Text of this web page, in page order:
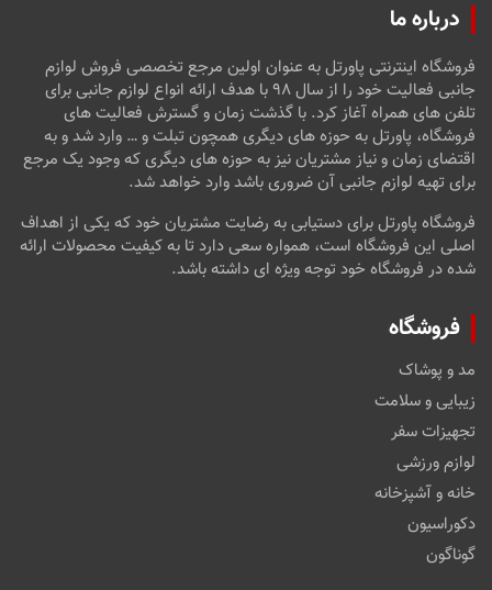
درباره ما
فروشگاه اینترنتی پاورتل به عنوان اولین مرجع تخصصی فروش لوازم
جانبی فعالیت خود را از سال ۹۸ با هدف ارائه انواع لوازم جانبی برای
تلفن های همراه آغاز کرد. با گذشت زمان و گسترش فعالیت های
فروشگاه، پاورتل به حوزه های دیگری همچون تبلت و … وارد شد و به
اقتضای زمان و نیاز مشتریان نیز به حوزه های دیگری که وجود یک مرجع
برای تهیه لوازم جانبی آن ضروری باشد وارد خواهد شد.
فروشگاه پاورتل برای دستیابی به رضایت مشتریان خود که یکی از اهداف
اصلی این فروشگاه است، همواره سعی دارد تا به کیفیت محصولات ارائه
شده در فروشگاه خود توجه ویژه ای داشته باشد.
فروشگاه
مد و پوشاک
زیبایی و سلامت
تجهیزات سفر
لوازم ورزشی
خانه و آشپزخانه
دکوراسیون
گوناگون